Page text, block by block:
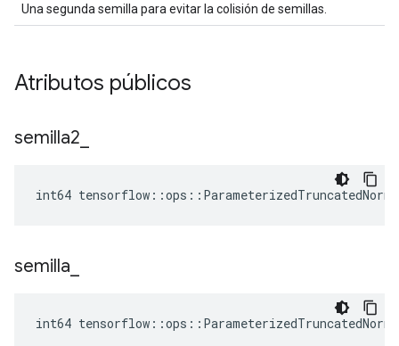
Una segunda semilla para evitar la colisión de semillas.
Atributos públicos
semilla2
int64
semilla
int64